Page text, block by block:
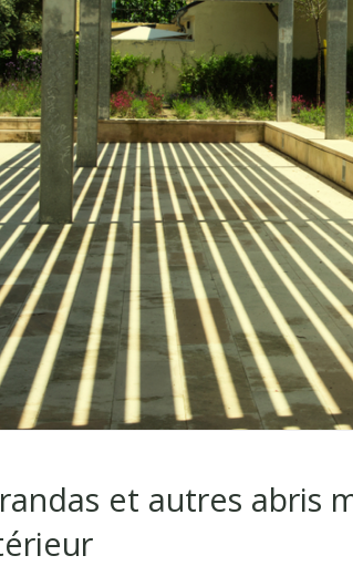
et autres abris